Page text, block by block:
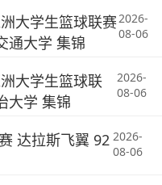
大学生篮球联赛
通大学 集锦
2026-
08-06
大学生篮球联
大学 集锦
2026-
08-06
达拉斯飞翼 92 2026-
08-06